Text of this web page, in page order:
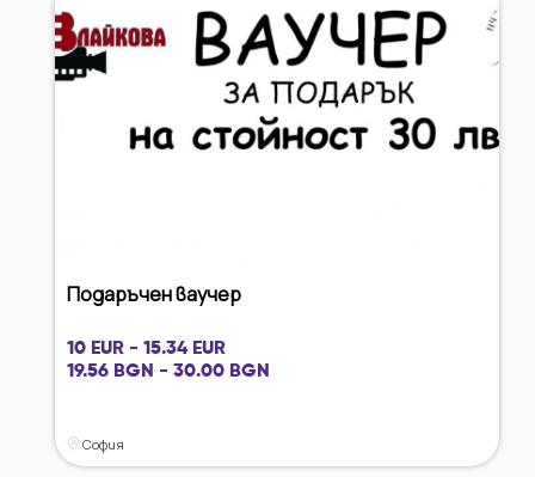
Подаръчен ваучер
10 EUR - 15.34 EUR
19.56 BGN - 30.00 BGN
София